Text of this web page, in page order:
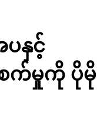
နှင့်
က်မှုကို ပိုမို